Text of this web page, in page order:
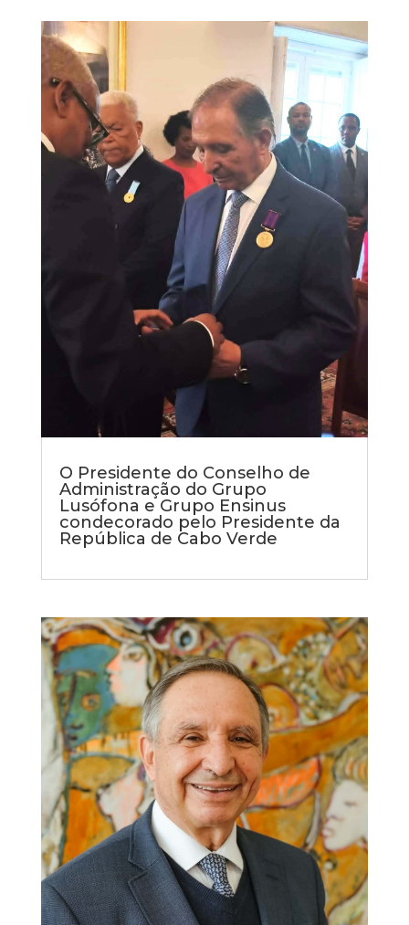
O Presidente do Conselho de
Administração do Grupo
Lusófona e Grupo Ensinus
condecorado pelo Presidente da
República de Cabo Verde